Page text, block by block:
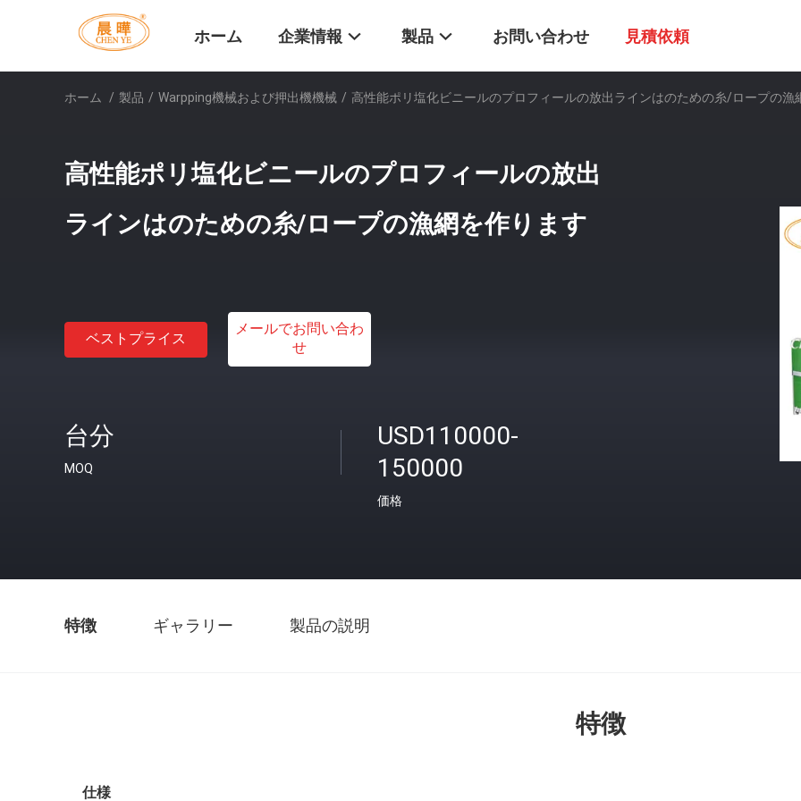
ホーム 企業情報 製品 お問い合わせ 見積依頼
ホーム / 製品 / Warpping機械および押出機機械 / 高性能ポリ塩化ビニールのプロフィールの放出ラインはのための糸/ロープの漁
高性能ポリ塩化ビニールのプロフィールの放出
ラインはのための糸/ロープの漁網を作ります
ベストプライス
メールでお問い合わ
せ
台分
MOQ
USD110000-
150000
価格
特徴 ギャラリー 製品の説明
特徴
仕様